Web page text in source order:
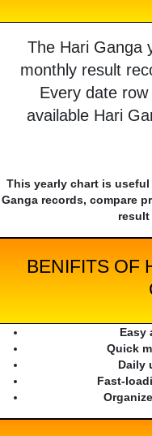
The Hari Ganga
monthly result
Every date
available Hari
This yearly chart is
Ganga records, compare
BENIFITS OF
Easy
Quick
Daily
Fast-